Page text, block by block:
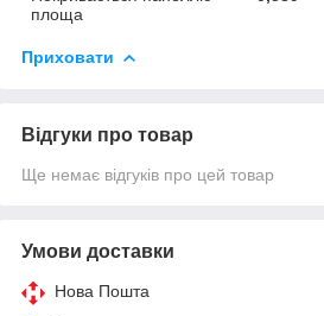
площа
Приховати
Відгуки про товар
Ще немає відгуків про цей товар
Умови доставки
Нова Пошта